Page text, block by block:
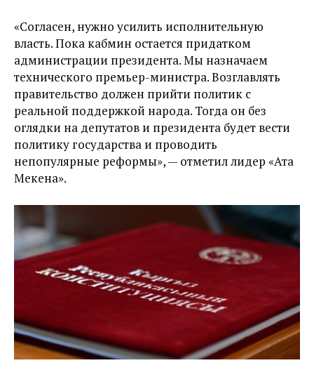
«Согласен, нужно усилить исполнительную
власть. Пока кабмин остается придатком
администрации президента. Мы назначаем
технического премьер-министра. Возглавлять
правительство должен прийти политик с
реальной поддержкой народа. Тогда он без
оглядки на депутатов и президента будет вести
политику государства и проводить
непопулярные реформы», — отметил лидер «Ата
Мекена».